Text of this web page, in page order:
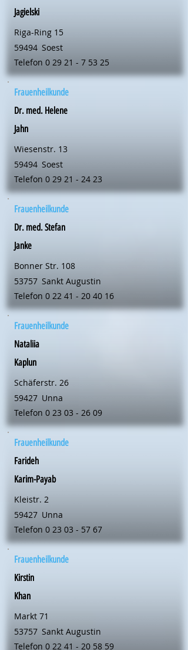
Jagielski
Riga-Ring 15
59494 Soest
Telefon 0 29 21 - 7 53 25
Frauenheilkunde
Dr. med. Helene
Jahn
Wiesenstr. 13
59494 Soest
Telefon 0 29 21 - 24 23
Frauenheilkunde
Dr. med. Stefan
Janke
Bonner Str. 108
53757 Sankt Augustin
Telefon 0 22 41 - 20 40 16
Frauenheilkunde
Nataliia
Kaplun
Schäferstr. 26
59427 Unna
Telefon 0 23 03 - 26 09
Frauenheilkunde
Farideh
Karim-Payab
Kleistr. 2
59427 Unna
Telefon 0 23 03 - 57 67
Frauenheilkunde
Kirstin
Khan
Markt 71
53757 Sankt Augustin
Telefon 0 22 41 - 20 58 59